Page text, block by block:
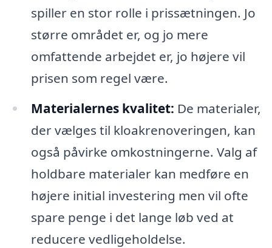
spiller en stor rolle i prissætningen. Jo
større området er, og jo mere
omfattende arbejdet er, jo højere vil
prisen som regel være.
Materialernes kvalitet: De materialer,
der vælges til kloakrenoveringen, kan
også påvirke omkostningerne. Valg af
holdbare materialer kan medføre en
højere initial investering men vil ofte
spare penge i det lange løb ved at
reducere vedligeholdelse.